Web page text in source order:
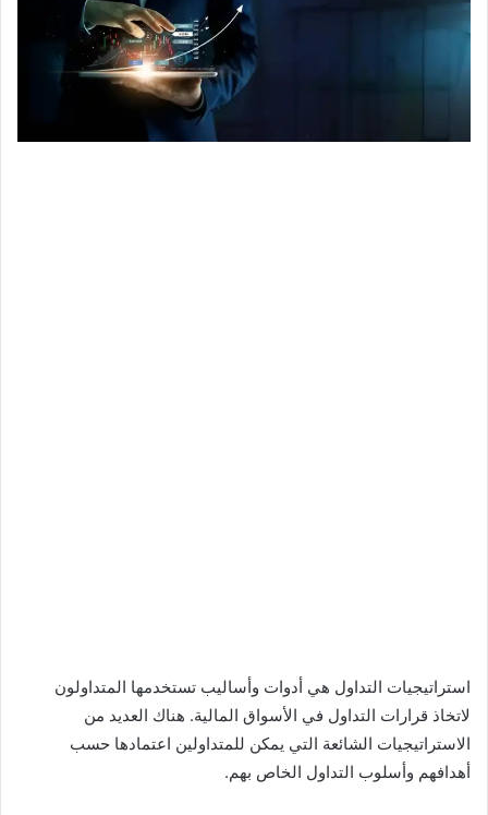
استراتيجيات التداول هي أدوات وأساليب تستخدمها المتداولون
لاتخاذ قرارات التداول في الأسواق المالية. هناك العديد من
الاستراتيجيات الشائعة التي يمكن للمتداولين اعتمادها حسب
أهدافهم وأسلوب التداول الخاص بهم.